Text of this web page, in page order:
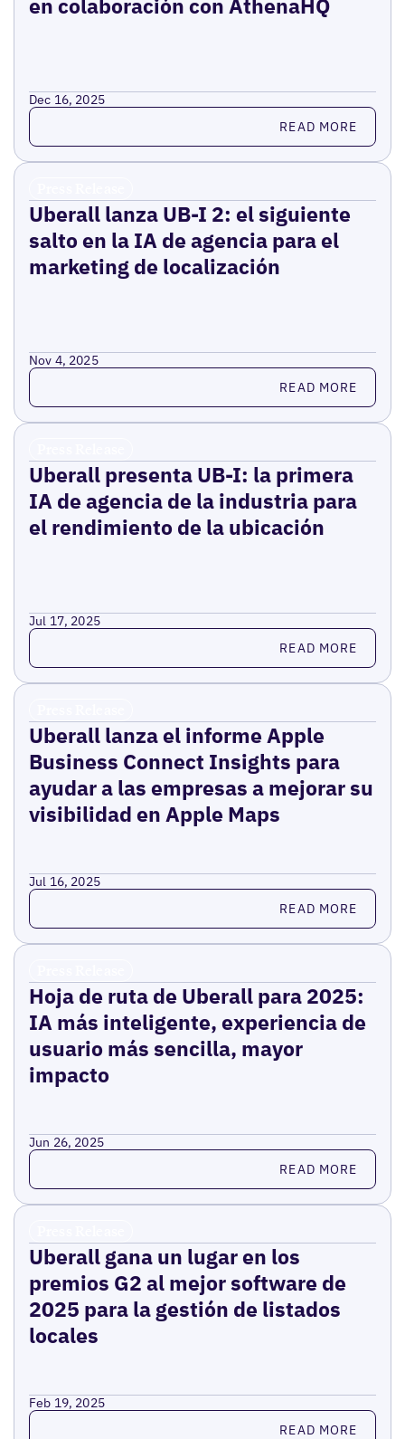
en colaboración con AthenaHQ
Dec 16, 2025
Read more READ MORE
Uberall lanza UB-I 2: el siguiente
salto en la IA de agencia para el
marketing de localización
Nov 4, 2025
Read more READ MORE
Uberall presenta UB-I: la primera
IA de agencia de la industria para
el rendimiento de la ubicación
Jul 17, 2025
Read more READ MORE
Uberall lanza el informe Apple
Business Connect Insights para
ayudar a las empresas a mejorar su
visibilidad en Apple Maps
Jul 16, 2025
Read more READ MORE
Hoja de ruta de Uberall para 2025:
IA más inteligente, experiencia de
usuario más sencilla, mayor
impacto
Jun 26, 2025
Read more READ MORE
Uberall gana un lugar en los
premios G2 al mejor software de
2025 para la gestión de listados
locales
Feb 19, 2025
Read more READ MORE